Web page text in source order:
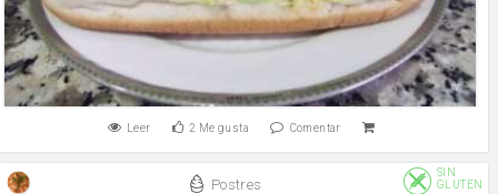
Leer 2 Me gusta Comentar
Postres
SIN
GLUTEN